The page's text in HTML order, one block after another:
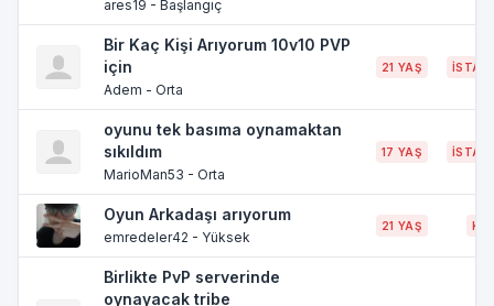
ares19 - Başlangıç
Bir Kaç Kişi Arıyorum 10v10 PVP
için
Adem - Orta
21 YAŞ
oyunu tek basıma oynamaktan
sıkıldım
MarioMan53 - Orta
17 YAŞ
Oyun Arkadaşı arıyorum
emredeler42 - Yüksek
21 YAŞ
Birlikte PvP serverinde
oynayacak tribe